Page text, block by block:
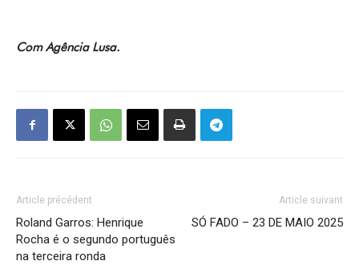
Com Agência Lusa.
Article précédent
Roland Garros: Henrique
Rocha é o segundo português
na terceira ronda
Article suivant
SÓ FADO – 23 DE MAIO 2025